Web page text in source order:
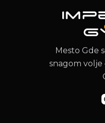
Mesto Gde
snagom volje